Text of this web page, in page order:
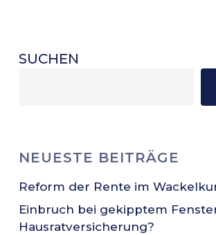
SUCHEN
NEUESTE BEITRÄGE
Reform der Rente im
Einbruch bei gekipptem
Hausratversicherung?